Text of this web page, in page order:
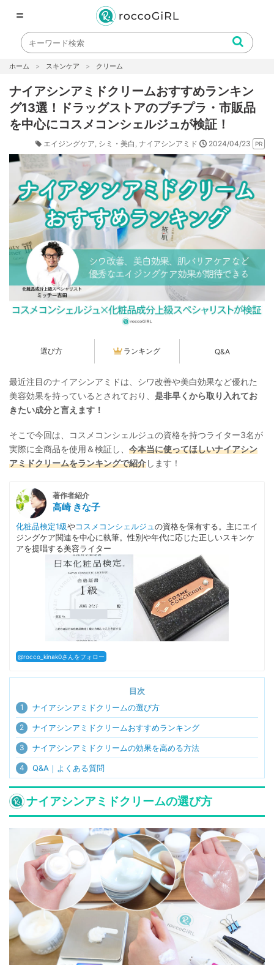
〓
ホーム スキンケア クリーム
ナイアシンアミドクリームおすすめランキン
グ13選！ドラッグストアのプチプラ・市販品
を中心にコスメコンシェルジュが検証！
エイジングケア シミ・美白 ナイアシンアミド 2024/04/23
選び方 ランキング Q&A
最近注目のナイアシンアミドは、シワ改善や美白効果など優れた
美容効果を持っているとされており、 是非早くから取り入れてお
きたい成分と言えます！
そこで今回は、コスメコンシェルジュの資格を持つライター3名が
実際に全商品を使用＆検証し、 今本当に使ってほしいナイアシン
アミドクリームをランキングで紹介します！
著作者紹介
高崎 きな子
化粧品検定1級やコスメコンシェルジュの資格を保有する。主にエイ
ジングケア関連を中心に執筆。性別や年代に応じた正しいスキンケ
アを提唱する美容ライター
@rocco_kinak0さんをフォロー
目次
1 ナイアシンアミドクリームの選び方
2 ナイアシンアミドクリームおすすめランキング
3 ナイアシンアミドクリームの効果を高める方法
4 Q&A｜よくある質問
ナイアシンアミドクリームの選び方